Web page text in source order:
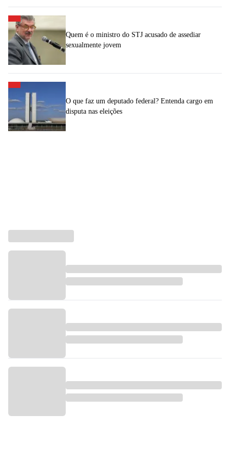
Quem é o ministro do STJ acusado de assediar
sexualmente jovem
O que faz um deputado federal? Entenda cargo em
disputa nas eleições